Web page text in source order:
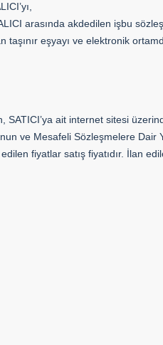
arasında akdedilen işbu
taşınır eşyayı ve elektronik
SATICI’ya ait internet sitesi
ve Mesafeli Sözleşmelere
fiyatlar satış fiyatıdır. İlan